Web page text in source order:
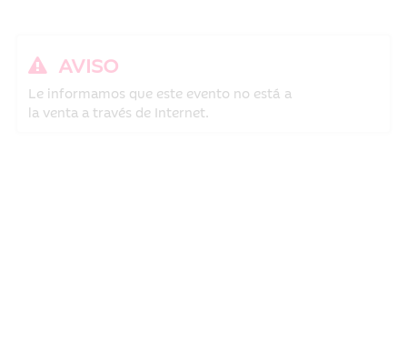
AVISO
Le informamos que este evento no está a
la venta a través de Internet.